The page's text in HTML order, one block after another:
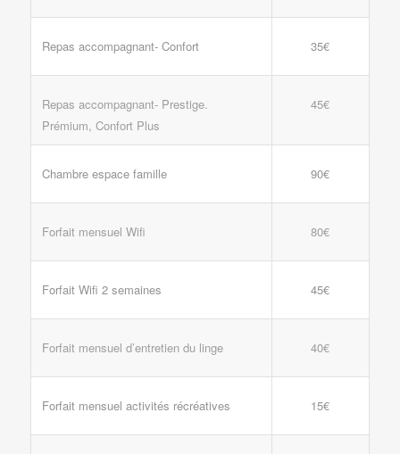
Repas accompagnant- Confort 35€
Repas accompagnant- Prestige.
Prémium, Confort Plus
45€
Chambre espace famille 90€
Forfait mensuel Wifi 80€
Forfait Wifi 2 semaines 45€
Forfait mensuel d’entretien du linge 40€
Forfait mensuel activités récréatives 15€